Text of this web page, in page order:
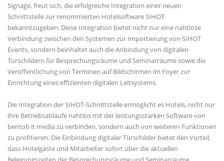
Signage, freut sich, die erfolgreiche Integration einer neuen
Schnittstelle zur renommierten Hotelsoftware SIHOT
bekanntzugeben. Diese Integration bietet nicht nur eine nahtlose
Verbindung zwischen den Systemen zur Importierung von SIHOT
Events, sondern beinhaltet auch die Anbindung von digitalen
Türschildern für Besprechungsräume und Seminarräume sowie die
Veröffentlichung von Terminen auf Bildschirmen im Foyer zur
Einrichtung eines effizienten digitalen Leitsystems.
Die Integration der SIHOT-Schnittstelle ermöglicht es Hotels, nicht nur
ihre Betriebsabläufe nahtlos mit der leistungsstarken Software von
bentob it media zu verbinden, sondern auch von weiteren Funktionen
zu profitieren. Die Einbindung digitaler Türschilder bietet den Vorteil,
dass Hotelgäste und Mitarbeiter sofort über die aktuellen